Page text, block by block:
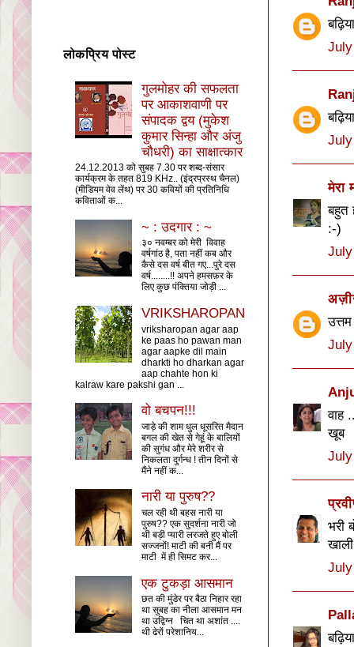
मेरा
बहुत
:-)
वाह
खूब
भरी
लोकप्रिय पोस्ट
गुलमोहर की सफलता
पर आकाशवाणी पर
संपादक द्वय (मुकेश
कुमार सिन्हा और अंजु
चौधरी) का साक्षात्कार
24.12.2013 को सुबह 7.30 पर शब्द-संसार
कार्यक्रम के तहत 819 KHz.. (इंद्रप्रस्थ चैनल)
(मीडियम वेव लेंथ) पर 30 कवियों की प्रतिनिधि
कविताओं क...
~ : उदगार : ~
३० नवम्बर को मेरी विवाह
वर्षगांठ है, पता नहीं कब और
कैसे दस वर्ष बीत गए...पुरे दस
वर्ष........!! अपने हमसफ़र के
लिए कुछ पंक्तिया जोड़ी ...
VRIKSHAROPAN
vriksharopan agar aap
ke paas ho pawan man
agar aapke dil main
dharkti ho dharkan agar
aap chahte hon ki
kalraw kare pakshi gan ...
वो बचपन!!!
जाड़े की शाम धुल धूसरित मैदान
बगल की खेत से गेहूं के बालियों
की सुगंध और मेरे शरीर से
निकलता दुर्गन्ध ! तीन दिनों से
मैंने नहीं क...
नारी या पुरुष??
चल रही थी बहस नारी या
पुरुष?? एक सुदर्शना नारी जो
थी बड़ी प्यारी लरजते हुए बोली
सज्जनों! माटी की बनी मैं पर
माटी में ही सिमट कर...
एक टुकड़ा आसमान
छत की मुंडेर पर बैठा निहार रहा
था सुबह का नीला आसमान मन
था उद्विग्न चित था अशांत ....
थी ढेरों परेशानिय...